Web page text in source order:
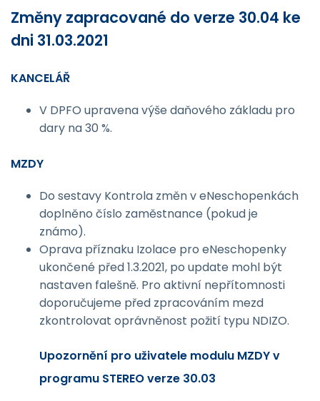
Změny zapracované do verze 30.04 ke
dni 31.03.2021
KANCELÁŘ
V DPFO upravena výše daňového základu pro
dary na 30 %.
MZDY
Do sestavy Kontrola změn v eNeschopenkách
doplněno číslo zaměstnance (pokud je
známo).
Oprava příznaku Izolace pro eNeschopenky
ukončené před 1.3.2021, po update mohl být
nastaven falešně. Pro aktivní nepřítomnosti
doporučujeme před zpracováním mezd
zkontrolovat oprávněnost požití typu NDIZO.
Upozornění pro uživatele modulu MZDY v
programu STEREO verze 30.03